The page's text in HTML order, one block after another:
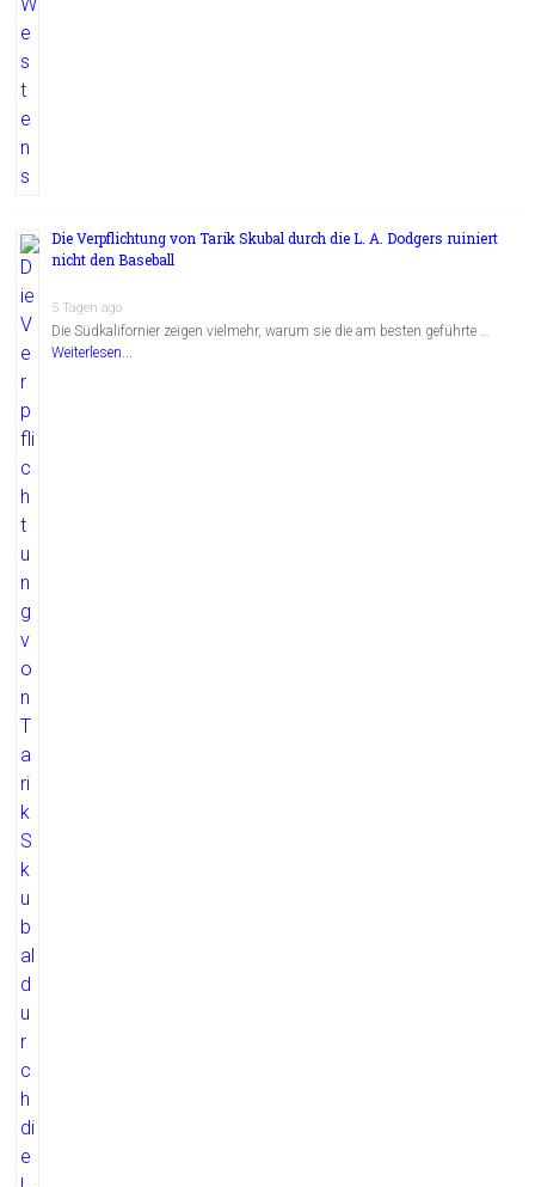
Die Verpflichtung von Tarik Skubal durch die L. A. Dodgers ruiniert
nicht den Baseball
5 Tagen ago
Die Südkalifornier zeigen vielmehr, warum sie die am besten geführte …
Weiterlesen...